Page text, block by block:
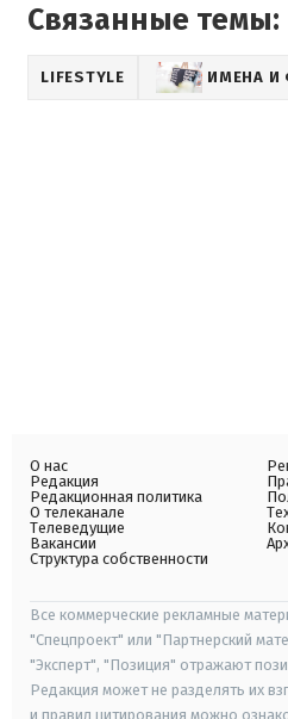
Связанные темы:
LIFESTYLE ИМЕНА И
О нас
Редакция
Редакционная политика
О телеканале
Телеведущие
Вакансии
Структура собственности
Все коммерческие рекламные
"Спецпроект" или "Партнерский
"Эксперт", "Позиция" отражают
Редакция может не разделять их
и правил цитирования можно